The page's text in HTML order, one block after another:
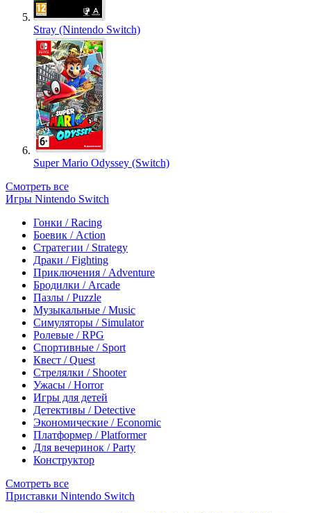
Stray (Nintendo Switch)
Super Mario Odyssey (Switch)
Смотреть все
Игры Nintendo Switch
Гонки / Racing
Боевик / Action
Стратегии / Strategy
Драки / Fighting
Приключения / Adventure
Бродилки / Arcade
Пазлы / Puzzle
Музыкальные / Music
Симуляторы / Simulator
Ролевые / RPG
Спортивные / Sport
Квест / Quest
Стрелялки / Shooter
Ужасы / Horror
Игры для детей
Детективы / Detective
Экономические / Economic
Платформер / Platformer
Для вечеринок / Party
Конструктор
Смотреть все
Приставки Nintendo Switch